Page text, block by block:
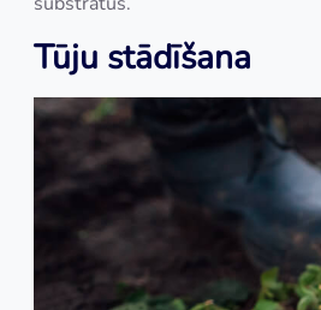
Tūju stādīšana